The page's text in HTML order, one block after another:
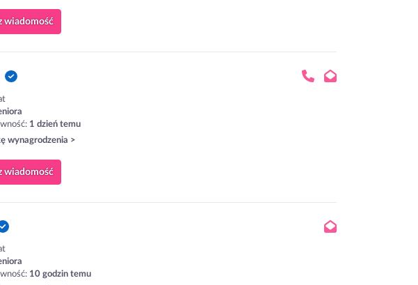
wiadomość
1 dzień temu
wynagrodzenia >
wiadomość
10 godzin temu